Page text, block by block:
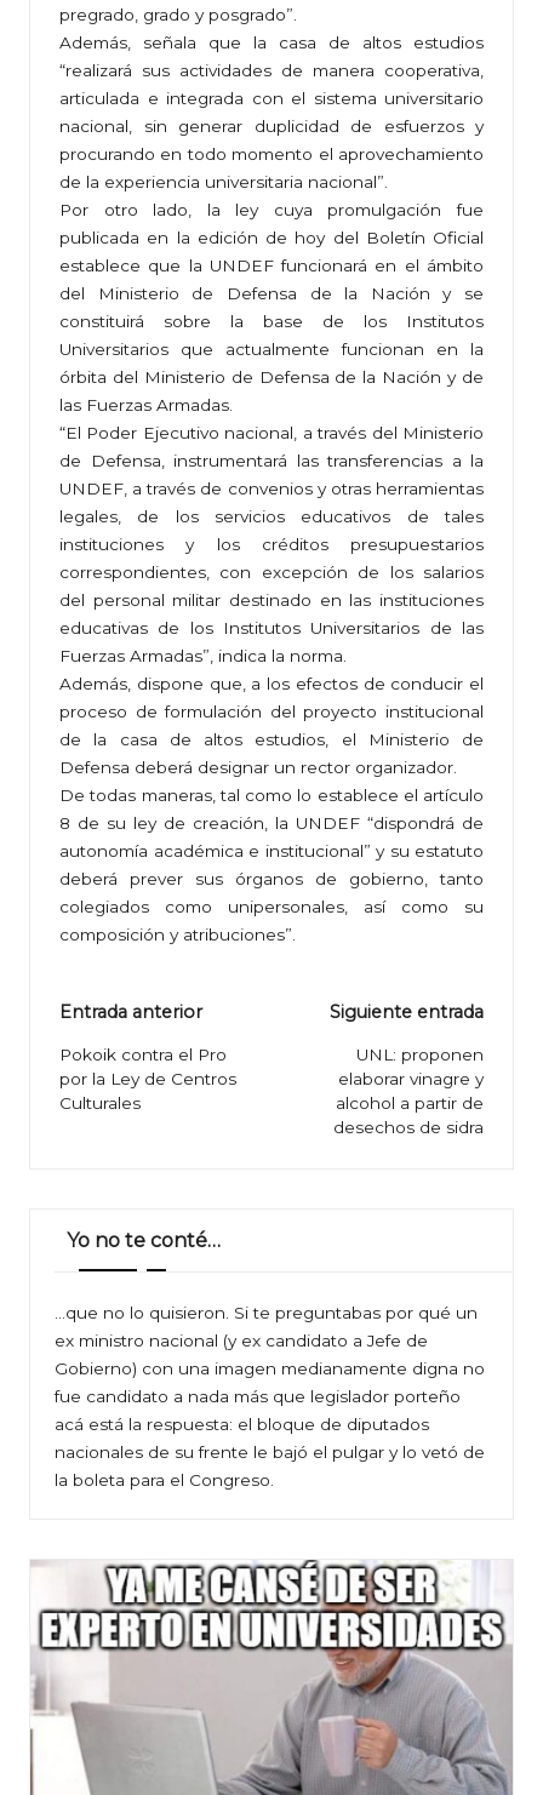
pregrado, grado y posgrado”.
Además, señala que la casa de altos estudios
“realizará sus actividades de manera cooperativa,
articulada e integrada con el sistema universitario
nacional, sin generar duplicidad de esfuerzos y
procurando en todo momento el aprovechamiento
de la experiencia universitaria nacional”.
Por otro lado, la ley cuya promulgación fue
publicada en la edición de hoy del Boletín Oficial
establece que la UNDEF funcionará en el ámbito
del Ministerio de Defensa de la Nación y se
constituirá sobre la base de los Institutos
Universitarios que actualmente funcionan en la
órbita del Ministerio de Defensa de la Nación y de
las Fuerzas Armadas.
“El Poder Ejecutivo nacional, a través del Ministerio
de Defensa, instrumentará las transferencias a la
UNDEF, a través de convenios y otras herramientas
legales, de los servicios educativos de tales
instituciones y los créditos presupuestarios
correspondientes, con excepción de los salarios
del personal militar destinado en las instituciones
educativas de los Institutos Universitarios de las
Fuerzas Armadas”, indica la norma.
Además, dispone que, a los efectos de conducir el
proceso de formulación del proyecto institucional
de la casa de altos estudios, el Ministerio de
Defensa deberá designar un rector organizador.
De todas maneras, tal como lo establece el artículo
8 de su ley de creación, la UNDEF “dispondrá de
autonomía académica e institucional” y su estatuto
deberá prever sus órganos de gobierno, tanto
colegiados como unipersonales, así como su
composición y atribuciones”.
Navegación
de
entradas
Entrada anterior
Pokoik contra el Pro
por la Ley de Centros
Culturales
Siguiente entrada
UNL: proponen
elaborar vinagre y
alcohol a partir de
desechos de sidra
Yo no te conté…
…que no lo quisieron. Si te preguntabas por qué un
ex ministro nacional (y ex candidato a Jefe de
Gobierno) con una imagen medianamente digna no
fue candidato a nada más que legislador porteño
acá está la respuesta: el bloque de diputados
nacionales de su frente le bajó el pulgar y lo vetó de
la boleta para el Congreso.